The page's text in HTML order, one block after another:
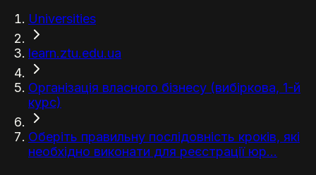
Universities
learn.ztu.edu.ua
Організація власного бізнесу (вибіркова, 1-й
курс)
Оберіть правильну послідовність кроків, які
необхідно виконати для реєстрації юр...